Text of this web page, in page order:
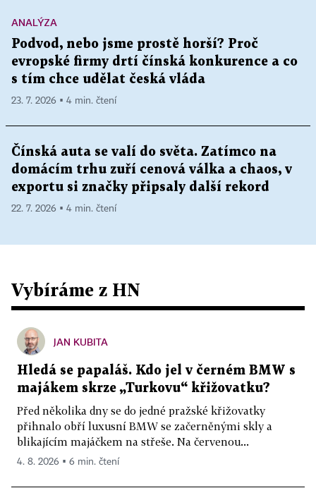
ANALÝZA
Podvod, nebo jsme prostě horší? Proč
evropské firmy drtí čínská konkurence a co
s tím chce udělat česká vláda
23. 7. 2026 ▪ 4 min. čtení
Čínská auta se valí do světa. Zatímco na
domácím trhu zuří cenová válka a chaos, v
exportu si značky připsaly další rekord
22. 7. 2026 ▪ 4 min. čtení
Vybíráme z HN
JAN KUBITA
Hledá se papaláš. Kdo jel v černém BMW s
majákem skrze „Turkovu“ křižovatku?
Před několika dny se do jedné pražské křižovatky
přihnalo obří luxusní BMW se začerněnými skly a
blikajícím majáčkem na střeše. Na červenou...
4. 8. 2026 ▪ 6 min. čtení